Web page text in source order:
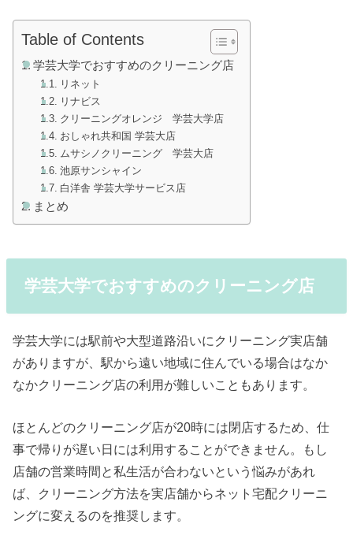
Table of Contents
学芸大学でおすすめのクリーニング店
リネット
リナビス
クリーニングオレンジ 学芸大学店
おしゃれ共和国 学芸大店
ムサシノクリーニング 学芸大店
池原サンシャイン
白洋舎 学芸大学サービス店
まとめ
学芸大学でおすすめのクリーニング店
学芸大学には駅前や大型道路沿いにクリーニング実店舗
がありますが、駅から遠い地域に住んでいる場合はなか
なかクリーニング店の利用が難しいこともあります。
ほとんどのクリーニング店が20時には閉店するため、仕
事で帰りが遅い日には利用することができません。もし
店舗の営業時間と私生活が合わないという悩みがあれ
ば、クリーニング方法を実店舗からネット宅配クリーニ
ングに変えるのを推奨します。